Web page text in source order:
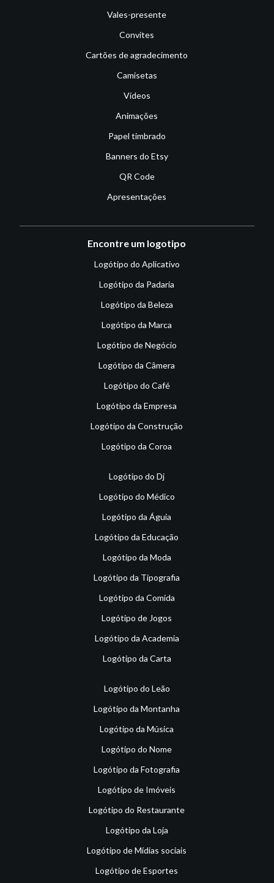
Vales-presente
Convites
Cartões de agradecimento
Camisetas
Vídeos
Animações
Papel timbrado
Banners do Etsy
QR Code
Apresentações
Encontre um logotipo
Logótipo do Aplicativo
Logótipo da Padaria
Logótipo da Beleza
Logótipo da Marca
Logótipo de Negócio
Logótipo da Câmera
Logótipo do Café
Logótipo da Empresa
Logótipo da Construção
Logótipo da Coroa
Logótipo do Dj
Logótipo do Médico
Logótipo da Águia
Logótipo da Educação
Logótipo da Moda
Logótipo da Tipografia
Logótipo da Comida
Logótipo de Jogos
Logótipo da Academia
Logótipo da Carta
Logótipo do Leão
Logótipo da Montanha
Logótipo da Música
Logótipo do Nome
Logótipo da Fotografia
Logótipo de Imóveis
Logótipo do Restaurante
Logótipo da Loja
Logótipo de Mídias sociais
Logótipo de Esportes